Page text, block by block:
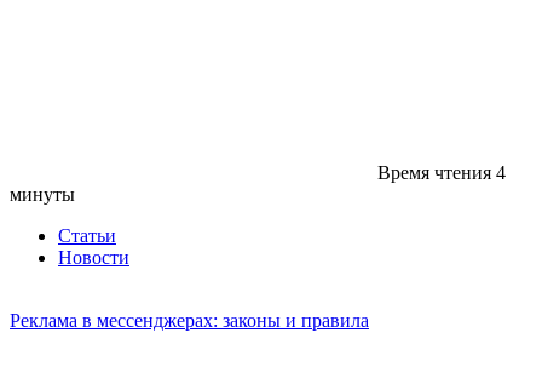
Время чтения 4
минуты
Статьи
Новости
Реклама в мессенджерах: законы и правила